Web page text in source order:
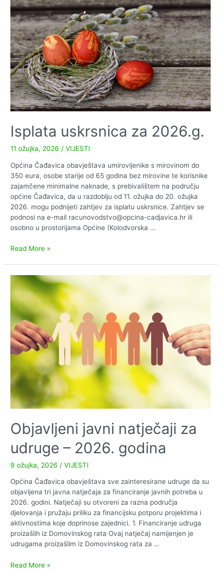
Virovitica
o
svinjskoj
kugi
i
pridržavanju
mjera
Isplata uskrsnica za 2026.g.
11 ožujka, 2026 /VIJESTI
Općina Čađavica obavještava umirovljenike s mirovinom do
350 eura, osobe starije od 65 godina bez mirovine te korisnike
zajamčene minimalne naknade, s prebivalištem na području
općine Čađavica, da u razdoblju od 11. ožujka do 20. ožujka
2026. mogu podnijeti zahtjev za isplatu uskrsnice. Zahtjev se
podnosi na e-mail racunovodstvo@opcina-cadjavica.hr ili
osobno u prostorijama Općine (Kolodvorska …
Isplata
2026.g.
Read More »
Objavljeni javni natječaji za
udruge – 2026. godina
9 ožujka, 2026 /VIJESTI
Općina Čađavica obavještava sve zainteresirane udruge da su
objavljena tri javna natječaja za financiranje javnih potreba u
2026. godini. Natječaji su otvoreni za razna područja
djelovanja i pružaju priliku za financijsku potporu projektima i
aktivnostima koje doprinose zajednici. 1. Financiranje udruga
proizašlih iz Domovinskog rata Ovaj natječaj namijenjen je
udrugama proizašlim iz Domovinskog rata za …
Objavljeni
Read More »